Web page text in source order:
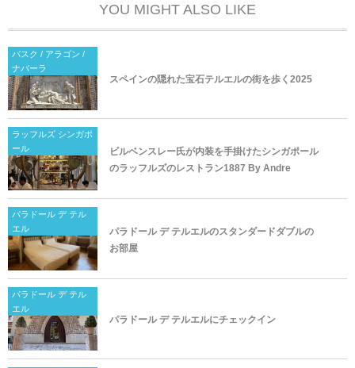
YOU MIGHT ALSO LIKE
バスク / アラゴン /
ナバーラ
スペインの隠れた宝石テルエルの街を歩く2025
ラッフルズ シンガポ
ール
ビルベンスレー氏が内装を手掛けたシンガポール
のラッフルズのレストラン1887 By Andre
パラドール デ テル
エル
パラドール デ テルエルのスタンダードダブルの
お部屋
パラドール デ テル
エル
パラドール デ テルエルにチェックイン